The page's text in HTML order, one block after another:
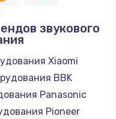
прошивка
Fi модуля
звукового
Xiaomi
BBK
Panasonic
Pioneer